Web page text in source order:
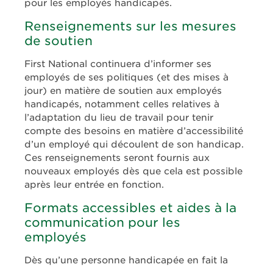
pour les employés handicapés.
Renseignements sur les mesures
de soutien
First National continuera d’informer ses
employés de ses politiques (et des mises à
jour) en matière de soutien aux employés
handicapés, notamment celles relatives à
l’adaptation du lieu de travail pour tenir
compte des besoins en matière d’accessibilité
d’un employé qui découlent de son handicap.
Ces renseignements seront fournis aux
nouveaux employés dès que cela est possible
après leur entrée en fonction.
Formats accessibles et aides à la
communication pour les
employés
Dès qu’une personne handicapée en fait la